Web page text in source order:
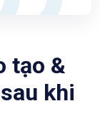
tạo &
khi